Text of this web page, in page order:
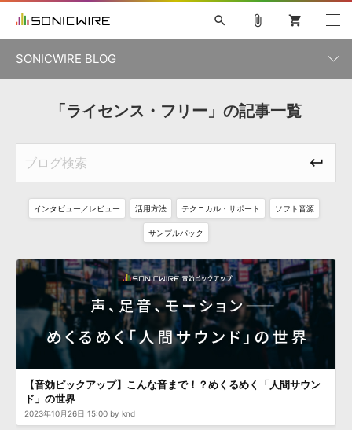
ソフト音源 »
プラグイン・エフェクト »
サンプルパック »
ソフトウェア／ツール »
DAW »
効果音 »
BGM »
キャンペーン »
特集 »
ニュースレター »
SONICWIREブログ »
DTMガイド »
FAQ »
お問い合わせ »
音楽カード製作サービス
楽曲配信流通サービス
次世代型ボーカル・エディタ
search
初音ミク V4X 鏡音リン・レン V4X
巡音ルカ V4X
SYLENTH1
VOCALOID VIENNA
ライセンスフリーBGM
TOONTRACK
DUBSTEP
ELECTRONICA EDM TRANCE ROUTER.FM
プラグイン・エフェクト
ソフトウェア／ツール DAW 効果音 BGM
attach_file shopping_cart
SONICWIRE BLOG
カテゴリ一覧
記事一覧
「ライセンス・フリー」の記事一覧
インタビュー／レビュー 活用方法 テクニカル・サポート ソフト音源
サンプルパック
【音効ピックアップ】こんな音まで！？めくるめく「人間サウン
ド」の世界
2023年10月26日 15:00 by knd